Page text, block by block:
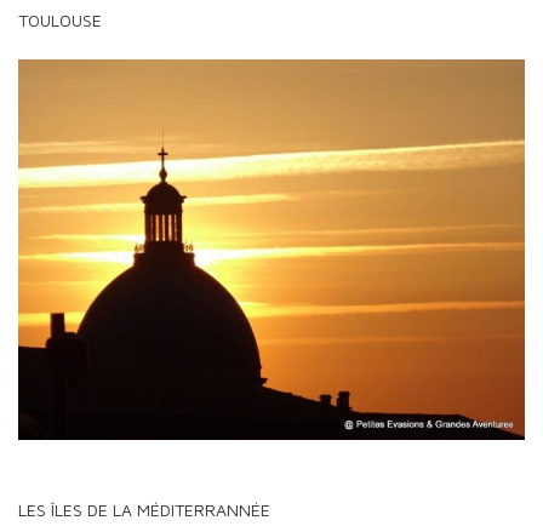
TOULOUSE
LES ÎLES DE LA MÉDITERRANNÉE